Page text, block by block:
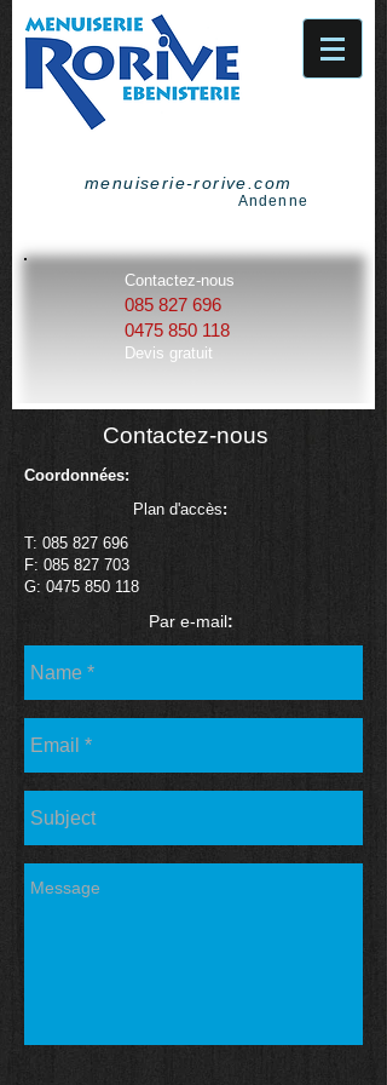
Contactez-nous
085 827 696
0475 850 118
Devis gratuit
menuiserie-rorive.com
Andenne
Contactez-nous
Coordonnées:
Plan d'accès:
T: 085 827 696
F: 085 827 703
G: 0475 850 118
Par e-mail: